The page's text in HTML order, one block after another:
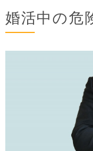
婚活中の危